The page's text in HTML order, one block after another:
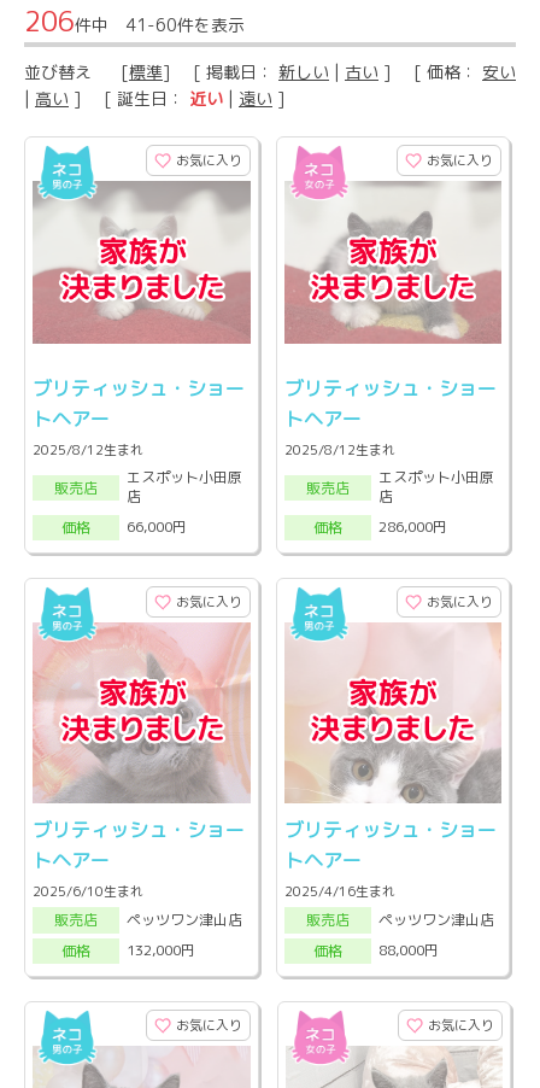
206件中 41-60件を表示
並び替え [標準] [ 掲載日： 新しい | 古い ] [ 価格： 安い
| 高い ] [ 誕生日： 近い | 遠い ]
お気に入り
ブリティッシュ・ショー
トヘアー
2025/8/12生まれ
販売店
エスポット小田原
店
価格
66,000円
お気に入り
ブリティッシュ・ショー
トヘアー
2025/8/12生まれ
販売店
エスポット小田原
店
価格
286,000円
お気に入り
ブリティッシュ・ショー
トヘアー
2025/6/10生まれ
販売店
ペッツワン津山店
価格
132,000円
お気に入り
ブリティッシュ・ショー
トヘアー
2025/4/16生まれ
販売店
ペッツワン津山店
価格
88,000円
お気に入り お気に入り